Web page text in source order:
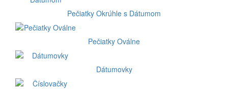
Pečiatky Okrúhle s Dátumom
Pečiatky Oválne
Dátumovky